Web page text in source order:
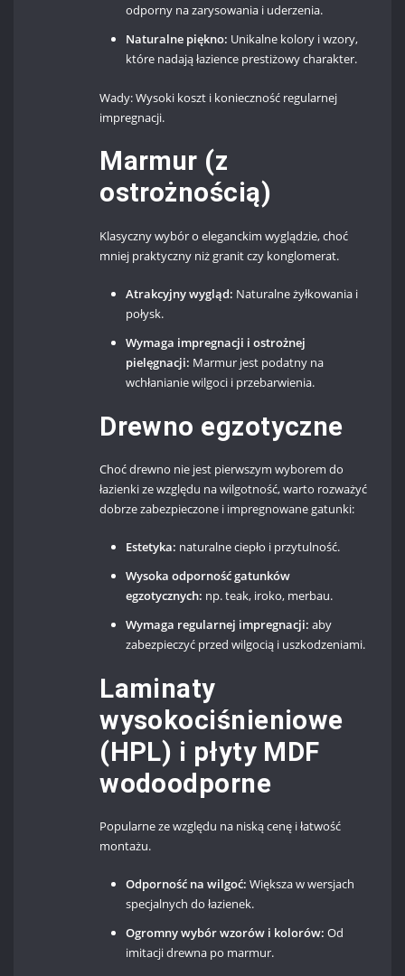
odporny na zarysowania i uderzenia.
Naturalne piękno: Unikalne kolory i wzory,
które nadają łazience prestiżowy charakter.
Wady: Wysoki koszt i konieczność regularnej
impregnacji.
Marmur (z
ostrożnością)
Klasyczny wybór o eleganckim wyglądzie, choć
mniej praktyczny niż granit czy konglomerat.
Atrakcyjny wygląd: Naturalne żyłkowania i
połysk.
Wymaga impregnacji i ostrożnej
pielęgnacji: Marmur jest podatny na
wchłanianie wilgoci i przebarwienia.
Drewno egzotyczne
Choć drewno nie jest pierwszym wyborem do
łazienki ze względu na wilgotność, warto rozważyć
dobrze zabezpieczone i impregnowane gatunki:
Estetyka: naturalne ciepło i przytulność.
Wysoka odporność gatunków
egzotycznych: np. teak, iroko, merbau.
Wymaga regularnej impregnacji: aby
zabezpieczyć przed wilgocią i uszkodzeniami.
Laminaty
wysokociśnieniowe
(HPL) i płyty MDF
wodoodporne
Popularne ze względu na niską cenę i łatwość
montażu.
Odporność na wilgoć: Większa w wersjach
specjalnych do łazienek.
Ogromny wybór wzorów i kolorów: Od
imitacji drewna po marmur.